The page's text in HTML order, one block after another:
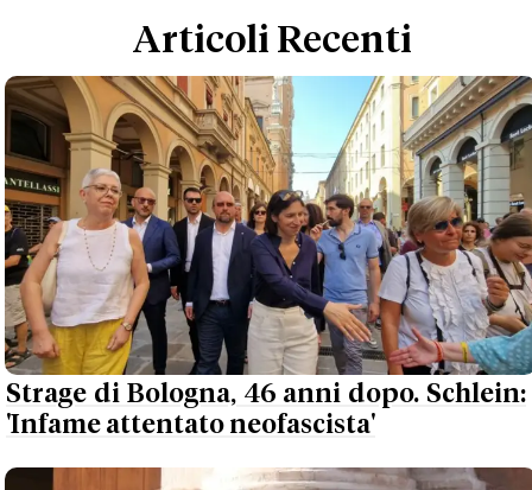
Articoli Recenti
Strage di Bologna, 46 anni dopo. Schlein:
'Infame attentato neofascista'